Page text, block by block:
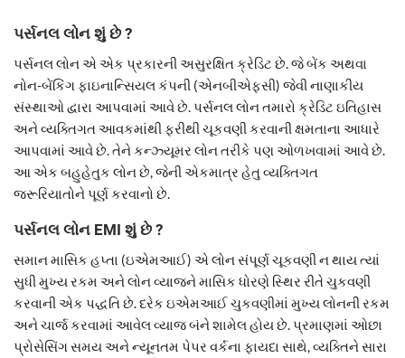
પર્સનલ લોન શું છે ?
પર્સનલ લોન એ એક પ્રકારની અસુરક્ષિત ક્રેડિટ છે. જે બેંક અથવા
નોન-બેંકિંગ ફાઇનાન્સિયલ કંપની (એનબીએફસી) જેવી નાણાકીય
સંસ્થાઓ દ્વારા આપવામાં આવે છે. પર્સનલ લોન તમારો ક્રેડિટ ઇતિહાસ
અને વ્યક્તિગત આવકમાંથી ફરીથી ચૂકવણી કરવાની ક્ષમતાના આધારે
આપવામાં આવે છે. તેને કન્ઝ્યૂમર લોન તરીકે પણ ઓળખવામાં આવે છે.
આ એક બહુહેતુક લોન છે, જેની એકમાત્ર હેતુ વ્યક્તિગત
જરૂરિયાતોને પૂર્ણ કરવાનો છે.
પર્સનલ લોન EMI શું છે ?
સમાન માસિક હપ્તા (ઇએમઆઈ) એ લોન સંપૂર્ણ ચૂકવણી ન થાય ત્યાં
સુધી મુખ્ય રકમ અને લોન વ્યાજને માસિક ધોરણે સ્થિર રીતે ચુકવણી
કરવાની એક પદ્ધતિ છે. દરેક ઇએમઆઈ ચુકવણીમાં મુખ્ય લોનની રકમ
અને ચાર્જ કરવામાં આવેલ વ્યાજ બંને શામેલ હોય છે. પ્રમાણમાં ઓછા
પ્રોસેસિંગ સમય અને ન્યૂનતમ પેપર વર્કના ફાયદા સાથે, વ્યક્તિને સારા